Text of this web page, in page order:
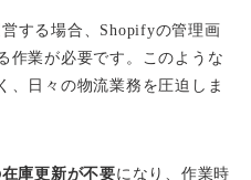
する場合、Shopifyの管理画
作業が必要です。このような
、日々の物流業務を圧迫しま
庫更新が不要になり、作業時